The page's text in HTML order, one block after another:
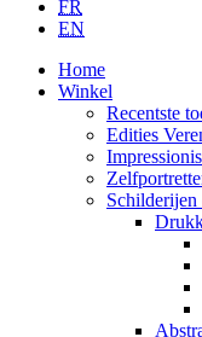
FR
EN
Home
Winkel
Recentste
Edities
Schilderijen